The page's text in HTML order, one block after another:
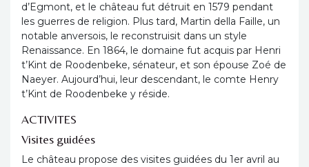
d’Egmont, et le château fut détruit en 1579 pendant
les guerres de religion. Plus tard, Martin della Faille, un
notable anversois, le reconstruisit dans un style
Renaissance. En 1864, le domaine fut acquis par Henri
t’Kint de Roodenbeke, sénateur, et son épouse Zoé de
Naeyer. Aujourd’hui, leur descendant, le comte Henry
t’Kint de Roodenbeke y réside.
ACTIVITES
Visites guidées
Le château propose des visites guidées du 1er avril au